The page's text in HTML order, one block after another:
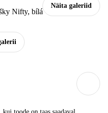
Näita galeriid